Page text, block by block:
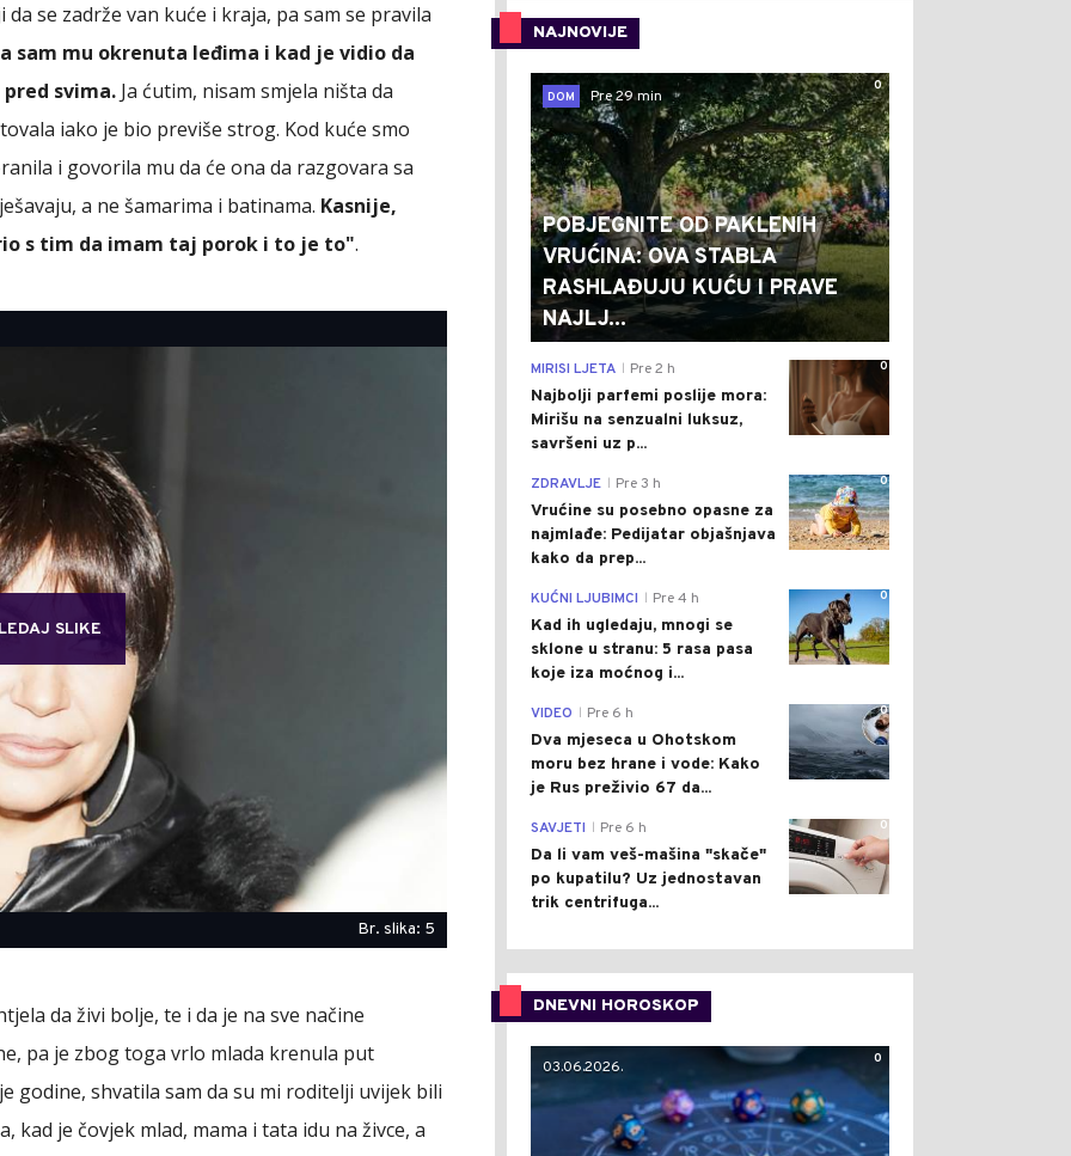
se zadrže van kuće i kraja, pa sam se pravila
sam mu okrenuta leđima i kad je vidio da
svima. Ja ćutim, nisam smjela ništa da
iako je bio previše strog. Kod kuće smo
i govorila mu da će ona da razgovara sa
a ne šamarima i batinama. Kasnije,
s tim da imam taj porok i to je to".
SLIKE
Br. slika: 5
da živi bolje, te i da je na sve načine
pa je zbog toga vrlo mlada krenula put
godine, shvatila sam da su mi roditelji uvijek bili
kad je čovjek mlad, mama i tata idu na živce, a
NAJNOVIJE
0
DOM
Pre 29 min
POBJEGNITE OD PAKLENIH
VRUĆINA: OVA STABLA
RASHLAĐUJU KUĆU I PRAVE
NAJLJ...
0
MIRISI LJETA Pre 2 h
Najbolji parfemi poslije mora:
Mirišu na senzualni luksuz,
savršeni uz p...
0
ZDRAVLJE Pre 3 h
Vrućine su posebno opasne za
najmlađe: Pedijatar objašnjava
kako da prep...
0
KUĆNI LJUBIMCI Pre 4 h
Kad ih ugledaju, mnogi se
sklone u stranu: 5 rasa pasa
koje iza moćnog i...
0
VIDEO Pre 6 h
Dva mjeseca u Ohotskom
moru bez hrane i vode: Kako
je Rus preživio 67 da...
0
SAVJETI Pre 6 h
Da li vam veš-mašina "skače"
po kupatilu? Uz jednostavan
trik centrifuga...
DNEVNI HOROSKOP
0
03.06.2026.